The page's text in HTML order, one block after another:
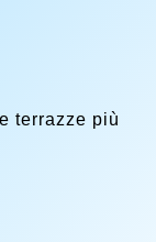
terrazze più